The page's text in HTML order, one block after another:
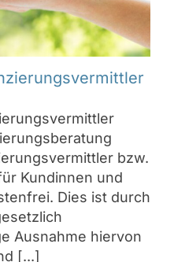
bzw.
Kundinnen und
Dies ist durch
Ausnahme hiervon
[...]